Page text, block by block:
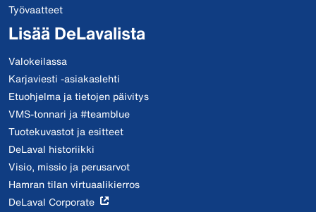
Työvaatteet
Lisää DeLavalista
Valokeilassa
Karjaviesti -asiakaslehti
Etuohjelma ja tietojen päivitys
VMS-tonnari ja #teamblue
Tuotekuvastot ja esitteet
DeLaval historiikki
Visio, missio ja perusarvot
Hamran tilan virtuaalikierros
DeLaval Corporate